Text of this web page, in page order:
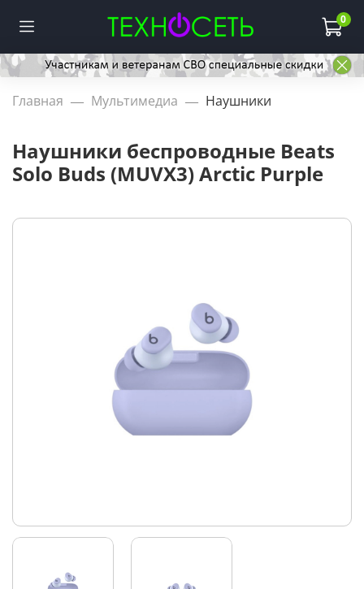
0
Главная Мультимедиа Наушники
Наушники беспроводные Beats
Solo Buds (MUVX3) Arctic Purple